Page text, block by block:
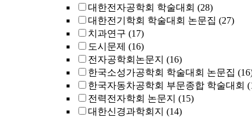
대한전자공학회 학술대회 (28)
대한전기학회 학술대회 논문집 (27)
치과연구 (17)
도시문제 (16)
전자공학회논문지 (16)
한국소성가공학회 학술대회 논문집
한국자동차공학회 부문종합 학술대회
전력전자학회 논문지 (15)
대한신경과학회지 (14)